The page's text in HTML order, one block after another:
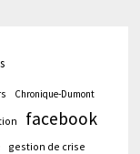
Chronique-Dumont
facebook
gestion de crise